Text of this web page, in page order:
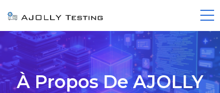
À Propos De AJOLLY